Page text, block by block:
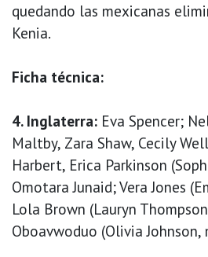
quedando las mexicanas
Kenia.
Ficha técnica:
4. Inglaterra: Eva Spencer;
Maltby, Zara Shaw, Cecily
Harbert, Erica Parkinson
Omotara Junaid; Vera Jones
Lola Brown (Lauryn
Oboavwoduo (Olivia Johnson,